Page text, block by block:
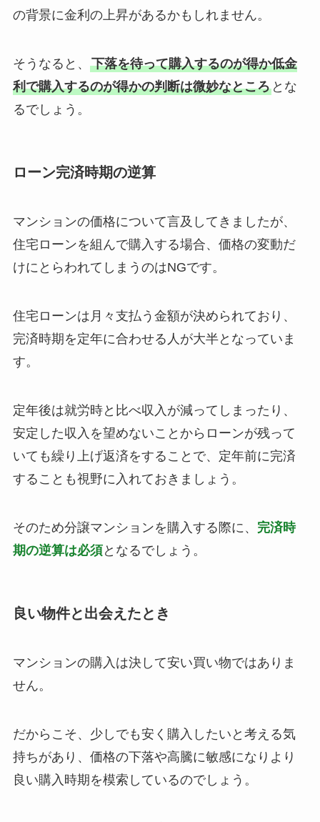
の背景に金利の上昇があるかもしれません。
そうなると、 下落を待って購入するのが得か低金
利で購入するのが得かの判断は微妙なところとな
るでしょう。
ローン完済時期の逆算
マンションの価格について言及してきましたが、
住宅ローンを組んで購入する場合、価格の変動だ
けにとらわれてしまうのはNGです。
住宅ローンは月々支払う金額が決められており、
完済時期を定年に合わせる人が大半となっていま
す。
定年後は就労時と比べ収入が減ってしまったり、
安定した収入を望めないことからローンが残って
いても繰り上げ返済をすることで、定年前に完済
することも視野に入れておきましょう。
そのため分譲マンションを購入する際に、 完済時
期の逆算は必須となるでしょう。
良い物件と出会えたとき
マンションの購入は決して安い買い物ではありま
せん。
だからこそ、少しでも安く購入したいと考える気
持ちがあり、価格の下落や高騰に敏感になりより
良い購入時期を模索しているのでしょう。